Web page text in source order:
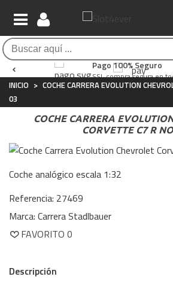
Atención al
Whatsapp+34 697
Envío Gratis / 24
Para compras
Pago 100% Seguro
SSL compra segura en
INICIO > COCHE CARRERA EVOLUTION
03
COCHE CARRERA
CORVETTE C7 R
Coche analógico escala 1:32
Referencia: 27469
Marca: Carrera Stadlbauer
FAVORITO 0
Descripción